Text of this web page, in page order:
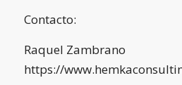
Contacto:
Raquel Zambrano
https://